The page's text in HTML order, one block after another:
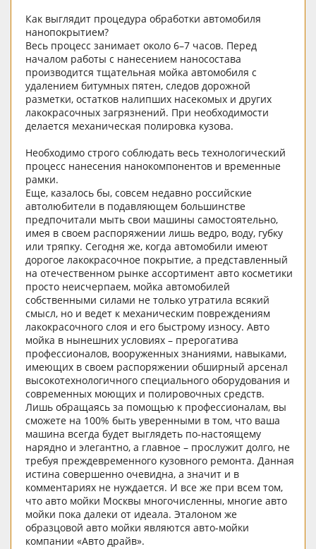
Как выглядит процедура обработки автомобиля
нанопокрытием?
Весь процесс занимает около 6–7 часов. Перед
началом работы с нанесением наносостава
производится тщательная мойка автомобиля с
удалением битумных пятен, следов дорожной
разметки, остатков налипших насекомых и других
лакокрасочных загрязнений. При необходимости
делается механическая полировка кузова.
Необходимо строго соблюдать весь технологический
процесс нанесения нанокомпонентов и временные
рамки.
Еще, казалось бы, совсем недавно российские
автолюбители в подавляющем большинстве
предпочитали мыть свои машины самостоятельно,
имея в своем распоряжении лишь ведро, воду, губку
или тряпку. Сегодня же, когда автомобили имеют
дорогое лакокрасочное покрытие, а представленный
на отечественном рынке ассортимент авто косметики
просто неисчерпаем, мойка автомобилей
собственными силами не только утратила всякий
смысл, но и ведет к механическим повреждениям
лакокрасочного слоя и его быстрому износу. Авто
мойка в нынешних условиях – прерогатива
профессионалов, вооруженных знаниями, навыками,
имеющих в своем распоряжении обширный арсенал
высокотехнологичного специального оборудования и
современных моющих и полировочных средств.
Лишь обращаясь за помощью к профессионалам, вы
сможете на 100% быть уверенными в том, что ваша
машина всегда будет выглядеть по-настоящему
нарядно и элегантно, а главное – прослужит долго, не
требуя преждевременного кузовного ремонта. Данная
истина совершенно очевидна, а значит и в
комментариях не нуждается. И все же при всем том,
что авто мойки Москвы многочисленны, многие авто
мойки пока далеки от идеала. Эталоном же
образцовой авто мойки являются авто-мойки
компании «Авто драйв».